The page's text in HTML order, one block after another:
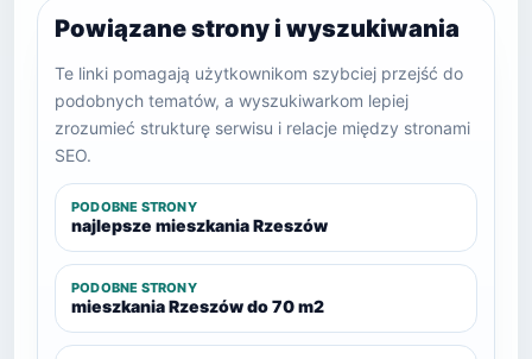
Powiązane strony i wyszukiwania
Te linki pomagają użytkownikom szybciej przejść do
podobnych tematów, a wyszukiwarkom lepiej
zrozumieć strukturę serwisu i relacje między stronami
SEO.
PODOBNE STRONY
najlepsze mieszkania Rzeszów
PODOBNE STRONY
mieszkania Rzeszów do 70 m2